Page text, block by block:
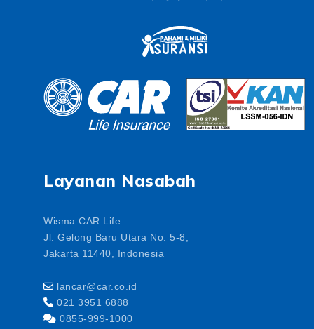
Layanan Nasabah
Wisma CAR Life
Jl. Gelong Baru Utara No. 5-8,
Jakarta 11440, Indonesia
lancar@car.co.id
021 3951 6888
0855-999-1000